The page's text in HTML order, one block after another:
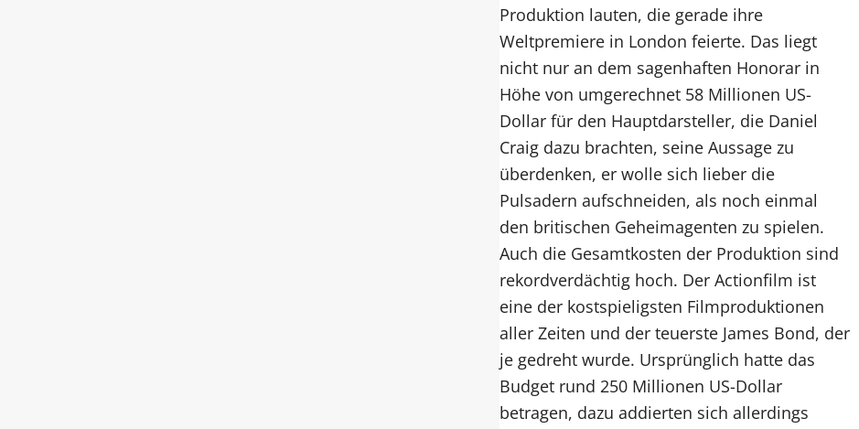
Produktion lauten, die gerade ihre
Weltpremiere in London feierte. Das liegt
nicht nur an dem sagenhaften Honorar in
Höhe von umgerechnet 58 Millionen US-
Dollar für den Hauptdarsteller, die Daniel
Craig dazu brachten, seine Aussage zu
überdenken, er wolle sich lieber die
Pulsadern aufschneiden, als noch einmal
den britischen Geheimagenten zu spielen.
Auch die Gesamtkosten der Produktion sind
rekordverdächtig hoch. Der Actionfilm ist
eine der kostspieligsten Filmproduktionen
aller Zeiten und der teuerste James Bond, der
je gedreht wurde. Ursprünglich hatte das
Budget rund 250 Millionen US-Dollar
betragen, dazu addierten sich allerdings